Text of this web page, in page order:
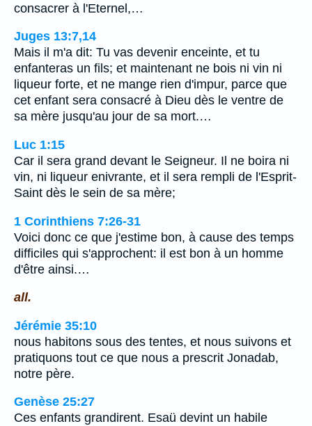
consacrer à l'Eternel,…
Juges 13:7,14
Mais il m'a dit: Tu vas devenir enceinte, et tu
enfanteras un fils; et maintenant ne bois ni vin ni
liqueur forte, et ne mange rien d'impur, parce que
cet enfant sera consacré à Dieu dès le ventre de
sa mère jusqu'au jour de sa mort.…
Luc 1:15
Car il sera grand devant le Seigneur. Il ne boira ni
vin, ni liqueur enivrante, et il sera rempli de l'Esprit-
Saint dès le sein de sa mère;
1 Corinthiens 7:26-31
Voici donc ce que j'estime bon, à cause des temps
difficiles qui s'approchent: il est bon à un homme
d'être ainsi.…
all.
Jérémie 35:10
nous habitons sous des tentes, et nous suivons et
pratiquons tout ce que nous a prescrit Jonadab,
notre père.
Genèse 25:27
Ces enfants grandirent. Esaü devint un habile